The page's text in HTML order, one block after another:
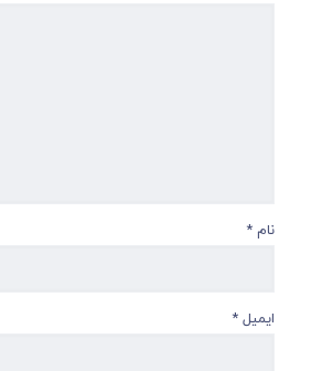
نام *
ایمیل *